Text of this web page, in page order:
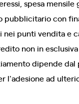
spesa
pubblicitario con
punti vendita e
non in
dipende
l'adesione ad